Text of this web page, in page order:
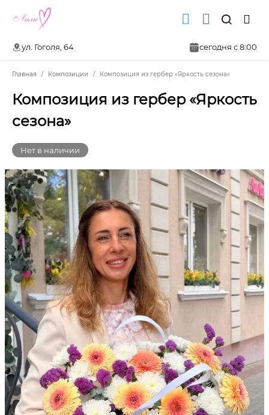
ул. Гоголя, 64 сегодня с 8:00
Главная Композиции Композиция из гербер «Яркость сезона»
Композиция из гербер «Яркость
сезона»
Нет в наличии